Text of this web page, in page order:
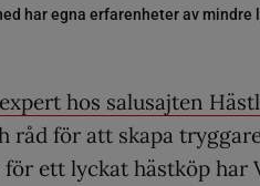
har egna erfarenheter av mindre
hos salusajten
råd för att skapa
ett lyckat hästköp har